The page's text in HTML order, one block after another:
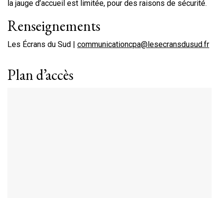
la jauge d’accueil est limitée, pour des raisons de sécurité.
Renseignements
Les Écrans du Sud | communicationcpa@lesecransdusud.fr
Plan d’accès